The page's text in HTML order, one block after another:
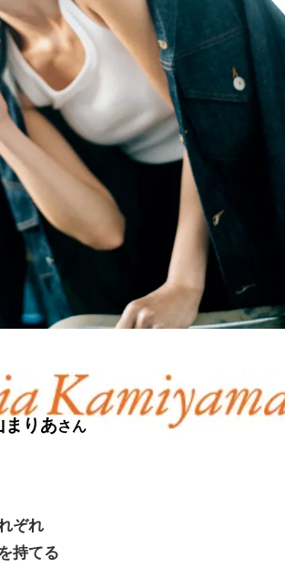
まりあさん
ぞれ
持てる